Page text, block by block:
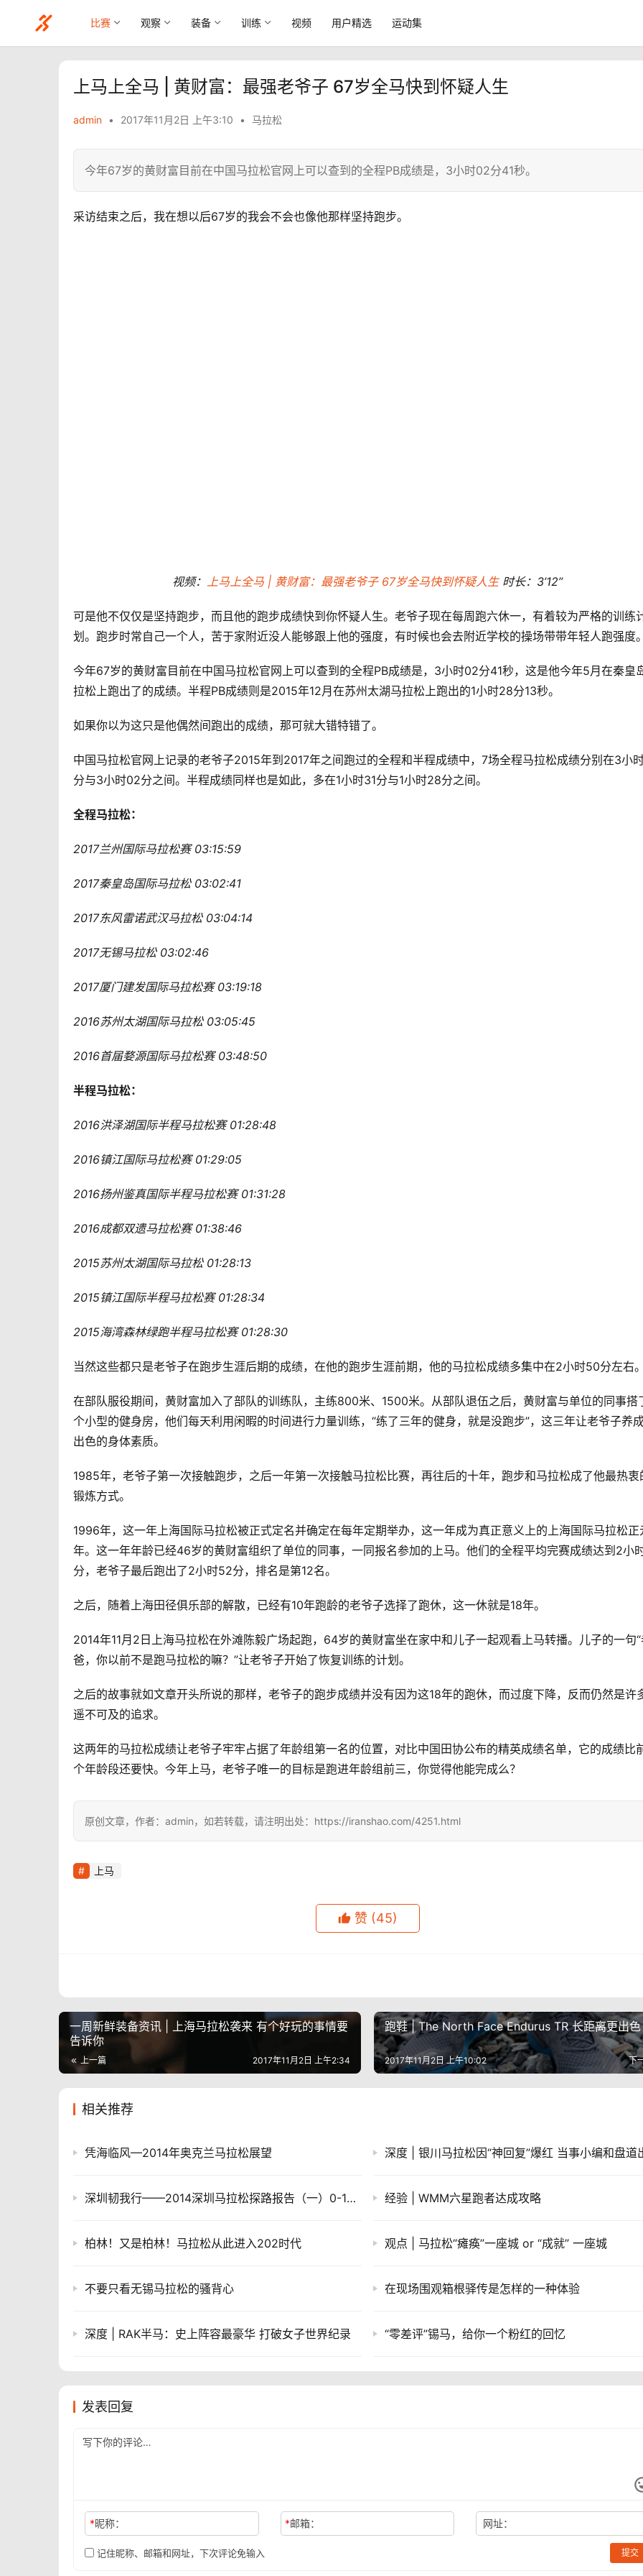
比赛 观察 装备 训练 视频 用户精选 运动集
上马上全马 | 黄财富：最强老爷子 67岁全马快到怀疑人生
admin • 2017年11月2日 上午3:10 • 马拉松
今年67岁的黄财富目前在中国马拉松官网上可以查到的全程PB成绩是，3小时02分41秒。
采访结束之后，我在想以后67岁的我会不会也像他那样坚持跑步。
视频： 上马上全马 | 黄财富：最强老爷子 67岁全马快到怀疑人生 时长：3’12”
可是他不仅仅是坚持跑步，而且他的跑步成绩快到你怀疑人生。老爷子现在每周跑六休一，有着较为严格的训练
划。跑步时常自己一个人，苦于家附近没人能够跟上他的强度，有时候也会去附近学校的操场带带年轻人跑强度。
今年67岁的黄财富目前在中国马拉松官网上可以查到的全程PB成绩是，3小时02分41秒，这是他今年5月在秦皇
拉松上跑出了的成绩。半程PB成绩则是2015年12月在苏州太湖马拉松上跑出的1小时28分13秒。
如果你以为这只是他偶然间跑出的成绩，那可就大错特错了。
中国马拉松官网上记录的老爷子2015年到2017年之间跑过的全程和半程成绩中，7场全程马拉松成绩分别在3小
分与3小时02分之间。半程成绩同样也是如此，多在1小时31分与1小时28分之间。
全程马拉松：
2017兰州国际马拉松赛 03:15:59
2017秦皇岛国际马拉松 03:02:41
2017东风雷诺武汉马拉松 03:04:14
2017无锡马拉松 03:02:46
2017厦门建发国际马拉松赛 03:19:18
2016苏州太湖国际马拉松 03:05:45
2016首届婺源国际马拉松赛 03:48:50
半程马拉松：
2016洪泽湖国际半程马拉松赛 01:28:48
2016镇江国际马拉松赛 01:29:05
2016扬州鉴真国际半程马拉松赛 01:31:28
2016成都双遗马拉松赛 01:38:46
2015苏州太湖国际马拉松 01:28:13
2015镇江国际半程马拉松赛 01:28:34
2015海湾森林绿跑半程马拉松赛 01:28:30
当然这些都只是老爷子在跑步生涯后期的成绩，在他的跑步生涯前期，他的马拉松成绩多集中在2小时50分左右。
在部队服役期间，黄财富加入了部队的训练队，主练800米、1500米。从部队退伍之后，黄财富与单位的同事搭
个小型的健身房，他们每天利用闲暇的时间进行力量训练，“练了三年的健身，就是没跑步”，这三年让老爷子养
出色的身体素质。
1985年，老爷子第一次接触跑步，之后一年第一次接触马拉松比赛，再往后的十年，跑步和马拉松成了他最热衷
锻炼方式。
1996年，这一年上海国际马拉松被正式定名并确定在每年定期举办，这一年成为真正意义上的上海国际马拉松正
年。这一年年龄已经46岁的黄财富组织了单位的同事，一同报名参加的上马。他们的全程平均完赛成绩达到2小
分，老爷子最后跑出了2小时52分，排名是第12名。
之后，随着上海田径俱乐部的解散，已经有10年跑龄的老爷子选择了跑休，这一休就是18年。
2014年11月2日上海马拉松在外滩陈毅广场起跑，64岁的黄财富坐在家中和儿子一起观看上马转播。儿子的一句
爸，你以前不是跑马拉松的嘛？”让老爷子开始了恢复训练的计划。
之后的故事就如文章开头所说的那样，老爷子的跑步成绩并没有因为这18年的跑休，而过度下降，反而仍然是许
遥不可及的追求。
这两年的马拉松成绩让老爷子牢牢占据了年龄组第一名的位置，对比中国田协公布的精英成绩名单，它的成绩比
个年龄段还要快。今年上马，老爷子唯一的目标是跑进年龄组前三，你觉得他能完成么？
原创文章，作者：admin，如若转载，请注明出处：https://iranshao.com/4251.html
上马
赞 (45)
一周新鲜装备资讯 | 上海马拉松袭来 有个好玩的事情要
告诉你
上一篇 2017年11月2日 上午2:34
跑鞋 | The North Face Endurus TR 长距离更出色
下
2017年11月2日 上午10:02
相关推荐
凭海临风—2014年奥克兰马拉松展望
​深圳韧我行——2014深圳马拉松探路报告（一）0-15km 经验 | WMM六星跑者达成攻略
柏林！又是柏林！马拉松从此进入202时代 观点 | 马拉松“瘫痪”一座城 or “成就” 一座城
不要只看无锡马拉松的骚背心 在现场围观箱根驿传是怎样的一种体验
深度 | RAK半马：史上阵容最豪华 打破女子世界纪录 “零差评”锡马，给你一个粉红的回忆
发表回复
*昵称： *邮箱： 网址：
记住昵称、邮箱和网址，下次评论免输入 提交